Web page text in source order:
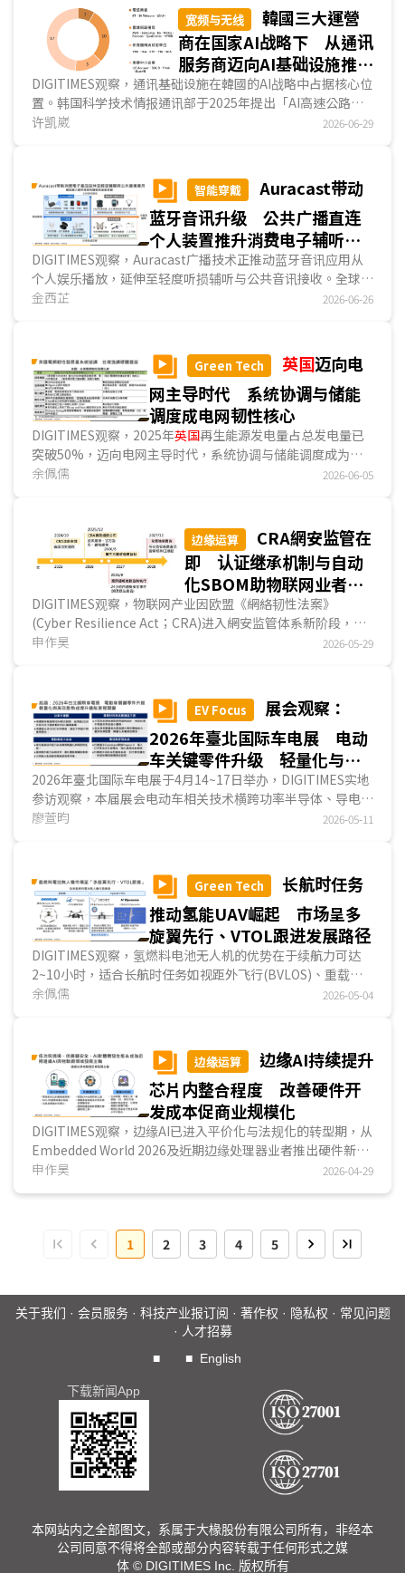
一服务，升级为「生态系统」、「平臺」等整体使用体验。...
宽频与无线
韓國三大運營
商在国家AI战略下 从通讯
服务商迈向AI基础设施推动
者
DIGITIMES观察，通讯基础设施在韓國的AI战略中占据核心位
置。韩国科学技术情报通讯部于2025年提出「AI高速公路」
战略，将移動通讯、有线光纤、海底电缆与低轨卫星等四层通
商SK电信(SK Telecom；SKT)、韩国电信(Korea
Telecom；KT)与LG U+从营收承压的内需业者，集体升级为
国家AI主权的执行载体。对照全球多数運營商，多以个别摸索
的方式推进AI转型，韓國则展现出电信业集体升级的政策与产
业协同转型的AI发展态势。...
许凯崴 2026-06-29
智能穿戴
Auracast带动
蓝牙音讯升级 公共广播直连
个人装置推升消费电子辅听市
场动能
DIGITIMES观察，Auracast广播技术正推动蓝牙音讯应用从
个人娱乐播放，延伸至轻度听损辅听与公共音讯接收。全球听
损人口持续增加，但助听器使用率仍不到2成，其中，轻...
金西芷 2026-06-26
Green Tech 英国迈向电
网主导时代 系统协调与储能
调度成电网韧性核心
DIGITIMES观察，2025年英国再生能源发电量占总发电量已
突破50%，迈向电网主导时代，系统协调与储能调度成为英
国电网韧性关键。
电力系统发展已市场化与分工运作，且
余佩儒 2026-06-05
边缘运算
CRA網安监管在
即 认证继承机制与自动
化SBOM助物联网业者构
筑合规护城河
DIGITIMES观察，物联网产业因欧盟《網絡韧性法案》
(Cyber Resilience Act；CRA)进入網安监管体系新阶段，要
求制造商在产品全生命周期中，履行網安义务，并针对軟件漏
高风险类别，提升欧洲市场准入门槛与合规成本，需投注更多
资源在全产品生命周期的網安控管议题上。在CRA框架下，具
备可继承的網安合规证据已成为边缘业者核心策略，矽IP与处
理器业者透过PSA Certified或SESIP等体系取得「预先打包的
合规证据」，助下游整机硬件业者大幅简化取得CE标志的复
杂认证程
申作昊 2026-05-29
EV Focus
展会观察：
2026年臺北国际车电展 电动
车关键零件升级 轻量化与高
效散热成提升续航里程关键
2026年臺北国际车电展于4月14~17日举办，DIGITIMES实地
参访观察，本届展会电动车相关技术横跨功率半导体、导电材
料与高压连接方案、动力系统及电池热管理系统四大面向，各
廖萱昀 2026-05-11
Green Tech
长航时任务
推动氢能UAV崛起 市场呈多
旋翼先行、VTOL跟进发展路径
DIGITIMES观察，氢燃料电池无人机的优势在于续航力可达
2~10小时，适合长航时任务如视距外飞行(BVLOS)、重载物
流、长时间工业巡检与环境监测等场域。目前氢燃料电池无人
Heven AeroTech、法商H3 Dynamics等，以续航力5小时为
分界点，市场呈「多旋翼先行、VTOL跟进」发展格局。...
余佩儒 2026-05-04
边缘运算
边缘AI持续提升
芯片内整合程度 改善硬件开
发成本促商业规模化
DIGITIMES观察，边缘AI已进入平价化与法规化的转型期，从
Embedded World 2026及近期边缘处理器业者推出硬件新
品、軟件生态系合作观察，当前边缘处理器业者多透过提高硬
计成本为号召，加速终端装置的边缘处理器升级。此外，受網
安法规影响，軟件清单管理与持续性漏洞监控的生态系串联为
大势所趋，物联网产业正从单纯的规格竞争，转向系统整合能
申作昊 2026-04-29
1 2 3 4 5
关于我们 · 会员服务· 科技产业报订阅 · 著作权 · 隐私权 · 常见问题
· 人才招募
■
■ English
下载新闻App
本网站内之全部图文，系属于大椽股份有限公司所有，非经本
公司同意不得将全部或部分内容转载于任何形式之媒
体 © DIGITIMES Inc. 版权所有